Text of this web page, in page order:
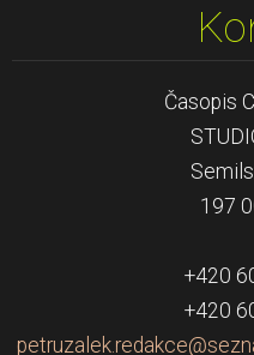
Časopis
197
+420
+420